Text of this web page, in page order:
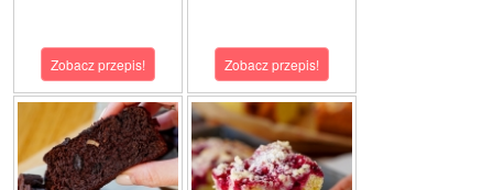
Zobacz przepis! Zobacz przepis!